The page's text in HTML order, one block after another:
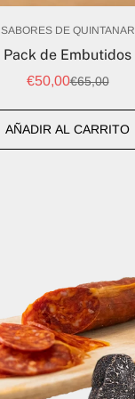
SABORES DE QUINTANAR
Pack de Embutidos
Precio
de
venta
€50,00Precio
regular
€65,00
AÑADIR AL CARRITO